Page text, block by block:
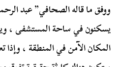
ووفق ما قاله الصحافي” عبد
يسكنون في ساحة المستشفى ،
المكان الآمن في المنطقة ،